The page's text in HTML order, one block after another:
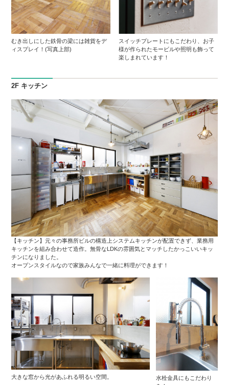
むき出しにした鉄骨の梁には雑貨をデ
ィスプレイ！(写真上部)
スイッチプレートにもこだわり、お子
様が作られたモービルや照明も飾って
楽しまれています！
2F キッチン
【キッチン】元々の事務所ビルの構造上システムキッチンが配置できず、業務用
キッチンを組み合わせて造作。無骨なLDKの雰囲気とマッチしたかっこいいキッ
チンになりました。
オープンスタイルなので家族みんなで一緒に料理ができます！
大きな窓から光があふれる明るい空間。
水栓金具にもこだわり